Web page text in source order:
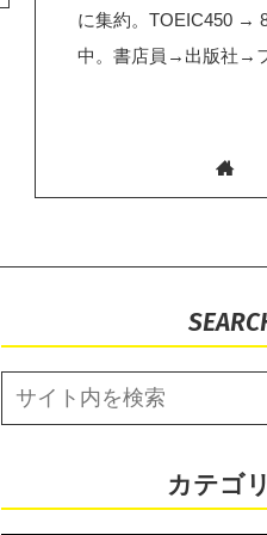
に集約。TOEIC450 →
中。書店員→出版社→
カテゴ